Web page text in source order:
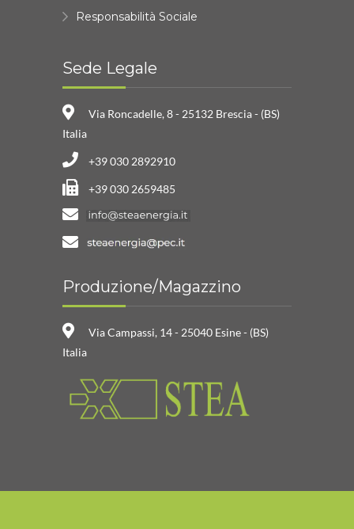
Responsabilità Sociale
Sede Legale
Via Roncadelle, 8 - 25132 Brescia - (BS)
Italia
+39 030 2892910
+39 030 2659485
Produzione/Magazzino
Via Campassi, 14 - 25040 Esine - (BS)
Italia